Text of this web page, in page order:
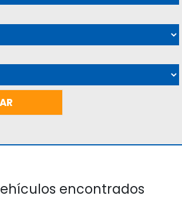
encontrados